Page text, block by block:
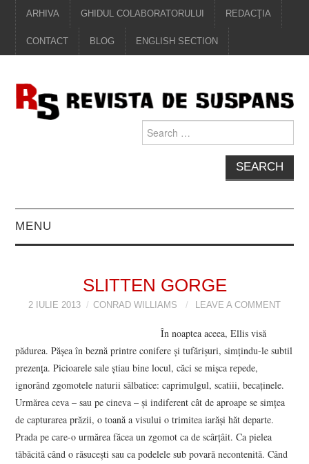
ARHIVA GHIDUL COLABORATORULUI REDACŢIA
CONTACT BLOG ENGLISH SECTION
for:
MENU
CONTRAPAGINI
CARTE & FILM
SUSPANS
SLITTEN GORGE
2 IULIE 2013 CONRAD WILLIAMS LEAVE A COMMENT
În noaptea aceea, Ellis visă
pădurea. Pășea în beznă printre conifere și tufărișuri, simțindu-le subtil
prezența. Picioarele sale știau bine locul, căci se mișca repede,
ignorând zgomotele naturii sălbatice: caprimulgul, scatiii, becaținele.
Urmărea ceva – sau pe cineva – și indiferent cât de aproape se simțea
de capturarea prăzii, o toană a visului o trimitea iarăși hăt departe.
Prada pe care-o urmărea făcea un zgomot ca de scârțâit. Ca pielea
tăbăcită când o răsucești sau ca podelele sub povară necontenită. Când